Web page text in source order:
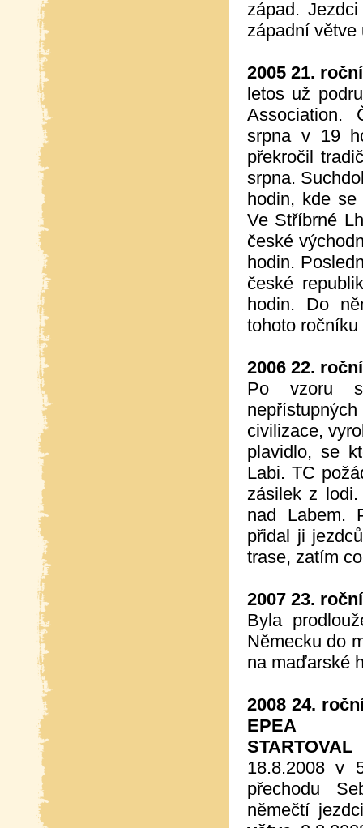
západ.
západní větve
2005 21.
letos už
Association.
srpna v 19
překročil
srpna.
hodin, kde
Ve Stříbrné
české
hodin.
české
hodin. Do
tohoto
2006 22.
Po vzoru
civilizace,
plavidlo, se
Labi. TC
zásilek z
nad Labem.
přidal ji
trase, zatím
2007 23.
Byla
Německu do
na maďarské
2008 24.
EPEA
STARTOVAL
18.8.2008 v
přechodu
němečtí